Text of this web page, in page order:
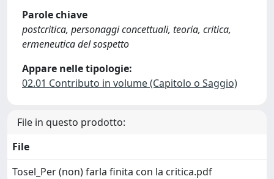
Parole chiave
postcritica, personaggi concettuali, teoria, critica,
ermeneutica del sospetto
Appare nelle tipologie:
02.01 Contributo in volume (Capitolo o Saggio)
File in questo prodotto:
File
Tosel_Per (non) farla finita con la critica.pdf